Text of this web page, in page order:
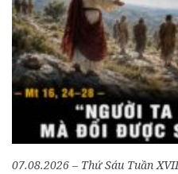
07.08.2026 – Thứ Sáu Tuần